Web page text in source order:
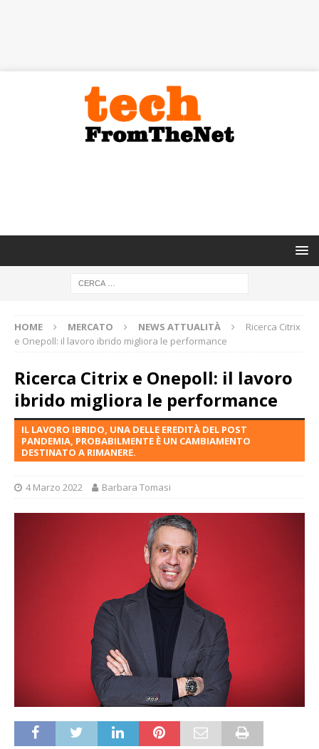
HOME MERCATO NEWS ATTUALITÀ
Ricerca Citrix
e Onepoll: il lavoro ibrido migliora le performance
Ricerca Citrix e Onepoll: il lavoro
ibrido migliora le performance
IL LAVORO IBRIDO, UNA DELLE EREDITÀ DEL POST
PANDEMIA, PROBABILMENTE È UN CAMBIAMENTO
DESTINATO A RIMANERE.
4 Marzo 2022 Barbara Tomasi